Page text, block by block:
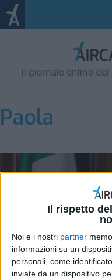
Il rispetto
Noi e i nostri partner
informazioni su un
personali, come
inviate da un dispositivo
Il giornale online
Paola